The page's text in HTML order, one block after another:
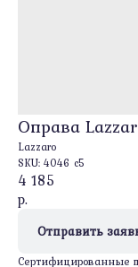
Оправа
Lazzaro
SKU: 4046 c5
4 185
р.
Отправить
Сертифицированные